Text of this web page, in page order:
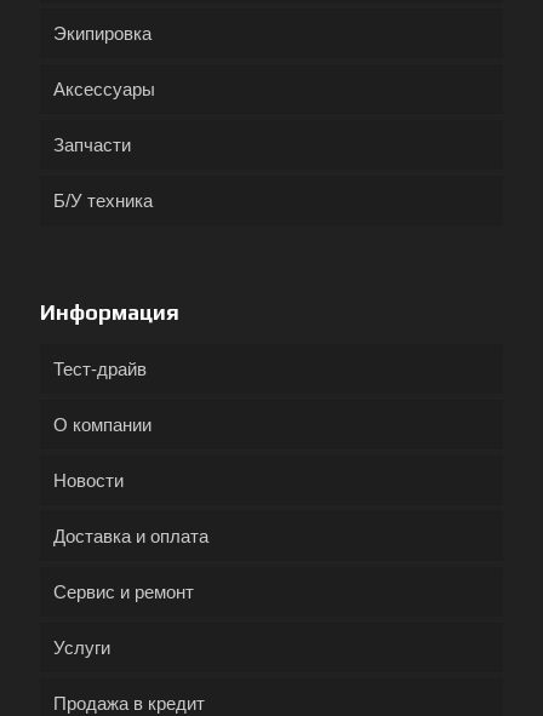
Экипировка
Аксессуары
Запчасти
Б/У техника
Информация
Тест-драйв
О компании
Новости
Доставка и оплата
Сервис и ремонт
Услуги
Продажа в кредит